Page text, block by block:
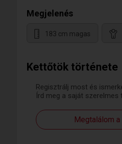
Kettőtök története
Regisztrálj most és
Írd meg a saját
Megtalálom a
Megjelenés
183 cm magas